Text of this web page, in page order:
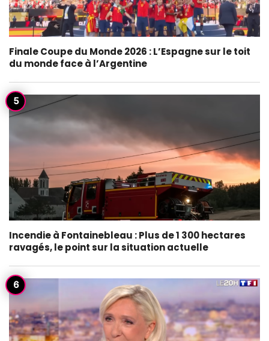
Finale Coupe du Monde 2026 : L’Espagne sur le toit
du monde face à l’Argentine
Incendie à Fontainebleau : Plus de 1 300 hectares
ravagés, le point sur la situation actuelle